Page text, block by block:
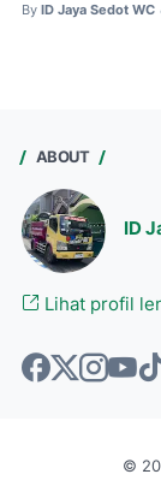
By ID Jaya Sedot WC
ABOUT
ID
Lihat profil
©